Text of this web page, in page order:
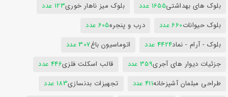
بلوک های بهداشتی1655 عدد بلوک میز ناهار خوری123 عدد
بلوک حیوانات660 عدد درب و پنجره605 عدد
بلوک - آرام - نماد4424 عدد اتوماسیون باغ307 عدد
جزئیات دیوار های آجری359 عدد قالب اسکلت فلزی446 عدد
طراحی مبلمان آشپزخانه411 عدد تجهیزات بدنسازی183 عدد